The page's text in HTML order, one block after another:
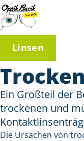
Linsen
Ein Großteil der
trockenen und
Die Ursachen von